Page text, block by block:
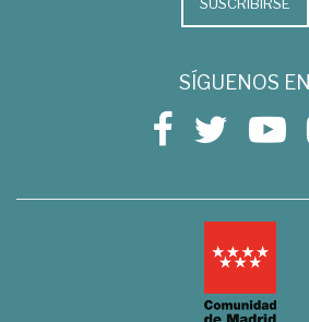
SUSCRIBIRSE
SÍGUENOS EN